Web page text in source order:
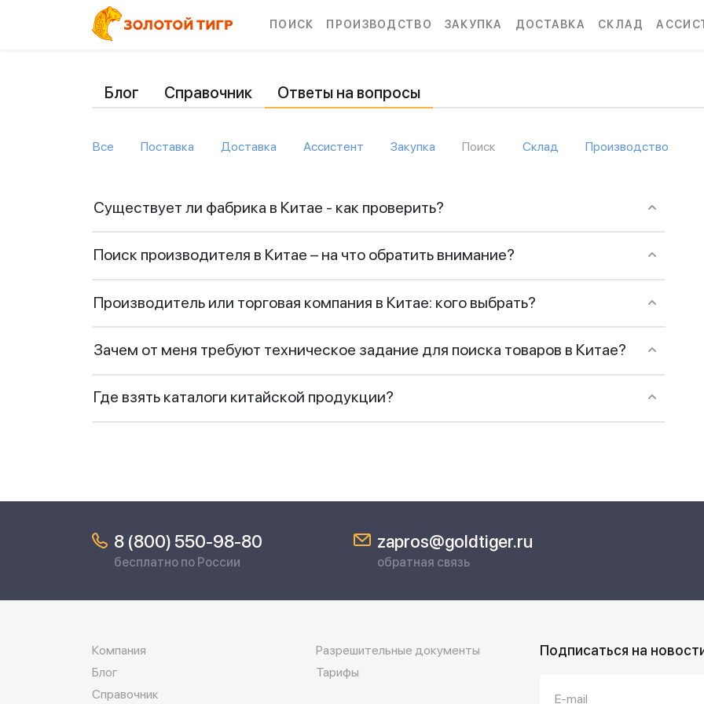
ПОИСК ПРОИЗВОДСТВО ЗАКУПКА ДОСТАВКА СКЛАД
Блог Справочник Ответы на вопросы
Все Поставка Доставка Ассистент Закупка Поиск Склад Производство
Существует ли фабрика в Китае - как проверить?
Поиск производителя в Китае – на что обратить внимание?
Производитель или торговая компания в Китае: кого выбрать?
Зачем от меня требуют техническое задание для поиска товаров в Китае?
Где взять каталоги китайской продукции?
8 (800) 550-98-80
бесплатно по России
zapros@goldtiger.ru
обратная связь
Компания
Блог
Справочник
Разрешительные документы
Тарифы
Подписаться на